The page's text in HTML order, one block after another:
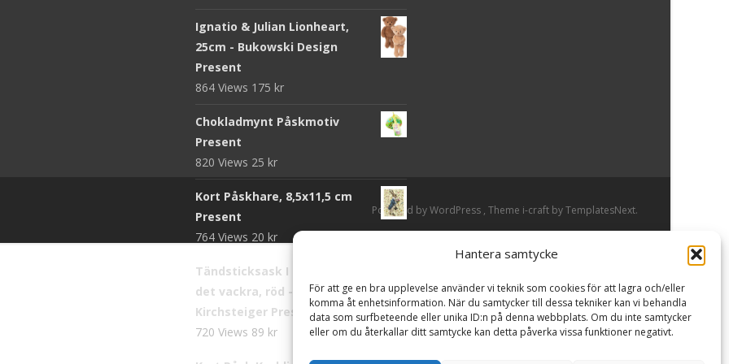
Hantera samtycke
För att ge en bra upplevelse använder vi teknik som cookies för att lagra och/eller
komma åt enhetsinformation. När du samtycker till dessa tekniker kan vi behandla
data som surfbeteende eller unika ID:n på denna webbplats. Om du inte samtycker
eller om du återkallar ditt samtycke kan detta påverka vissa funktioner negativt.
Ignatio & Julian Lionheart,
25cm - Bukowski Design
Present
864 Views 175 kr
Chokladmynt Påskmotiv
Present
820 Views 25 kr
Kort Påskhare, 8,5x11,5 cm
Present
764 Views 20 kr
Tändsticksask I den enkla bor
det vackra, röd - Ernst
Kirchsteiger Present
720 Views 89 kr
Powered by WordPress , Theme i-craft by TemplatesNext.